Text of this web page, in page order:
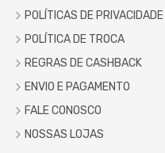
POLÍTICAS DE PRIVACIDADE
POLÍTICA DE TROCA
REGRAS DE CASHBACK
ENVIO E PAGAMENTO
FALE CONOSCO
NOSSAS LOJAS